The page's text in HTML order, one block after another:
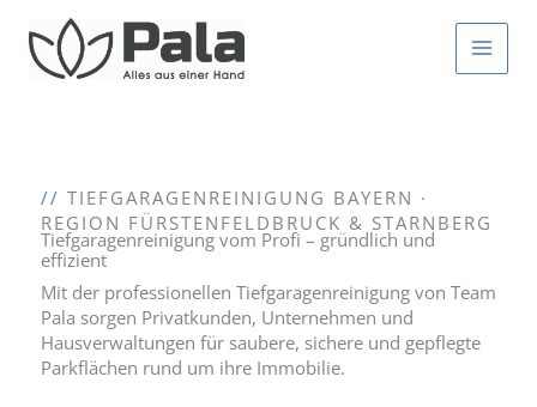
Inhalt
springen
// TIEFGARAGENREINIGUNG BAYERN ·
REGION FÜRSTENFELDBRUCK & STARNBERG
Tiefgaragenreinigung vom Profi – gründlich und
effizient
Mit der professionellen Tiefgaragenreinigung von Team
Pala sorgen Privatkunden, Unternehmen und
Hausverwaltungen für saubere, sichere und gepflegte
Parkflächen rund um ihre Immobilie.